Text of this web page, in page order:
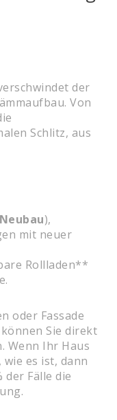
der
Von
Schlitz, aus
),
mit neuer
Rollladen**
oder Fassade
Sie direkt
Wenn Ihr Haus
es ist, dann
Fälle die